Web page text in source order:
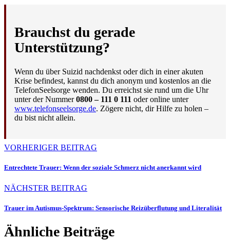
Brauchst du gerade
Unterstützung?
Wenn du über Suizid nachdenkst oder dich in einer akuten
Krise befindest, kannst du dich anonym und kostenlos an die
TelefonSeelsorge wenden. Du erreichst sie rund um die Uhr
unter der Nummer0800 – 111 0 111 oder online unter
www.telefonseelsorge.de. Zögere nicht, dir Hilfe zu holen –
du bist nicht allein.
VORHERIGER BEITRAG
Entrechtete Trauer: Wenn der soziale Schmerz nicht anerkannt wird
NÄCHSTER BEITRAG
Trauer im Autismus-Spektrum: Sensorische Reizüberflutung und Literalität
Ähnliche Beiträge